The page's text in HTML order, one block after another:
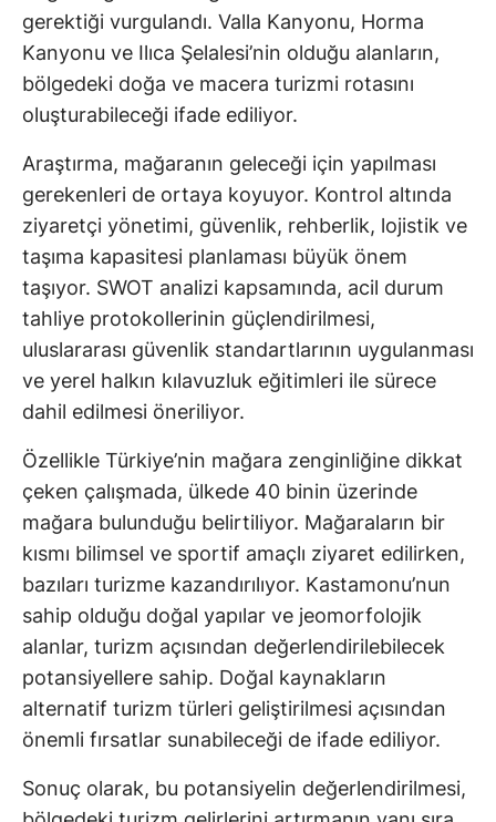
gerektiği vurgulandı. Valla Kanyonu, Horma
Kanyonu ve Ilıca Şelalesi’nin olduğu alanların,
bölgedeki doğa ve macera turizmi rotasını
oluşturabileceği ifade ediliyor.
Araştırma, mağaranın geleceği için yapılması
gerekenleri de ortaya koyuyor. Kontrol altında
ziyaretçi yönetimi, güvenlik, rehberlik, lojistik ve
taşıma kapasitesi planlaması büyük önem
taşıyor. SWOT analizi kapsamında, acil durum
tahliye protokollerinin güçlendirilmesi,
uluslararası güvenlik standartlarının uygulanması
ve yerel halkın kılavuzluk eğitimleri ile sürece
dahil edilmesi öneriliyor.
Özellikle Türkiye’nin mağara zenginliğine dikkat
çeken çalışmada, ülkede 40 binin üzerinde
mağara bulunduğu belirtiliyor. Mağaraların bir
kısmı bilimsel ve sportif amaçlı ziyaret edilirken,
bazıları turizme kazandırılıyor. Kastamonu’nun
sahip olduğu doğal yapılar ve jeomorfolojik
alanlar, turizm açısından değerlendirilebilecek
potansiyellere sahip. Doğal kaynakların
alternatif turizm türleri geliştirilmesi açısından
önemli fırsatlar sunabileceği de ifade ediliyor.
Sonuç olarak, bu potansiyelin değerlendirilmesi,